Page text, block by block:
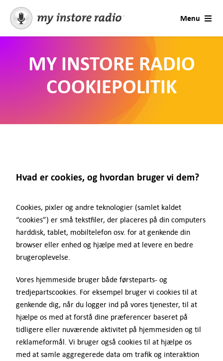
content
Menu
Tilbud
Support
Log ind
DA
MY INSTORE RADIO
COOKIEPOLITIK
Hvad er cookies, og hvordan bruger vi dem?
Cookies, pixler og andre teknologier (samlet kaldet
“cookies”) er små tekstfiler, der placeres på din computers
harddisk, tablet, mobiltelefon osv. for at genkende din
browser eller enhed og hjælpe med at levere en bedre
brugeroplevelse.
Vores hjemmeside bruger både førsteparts- og
tredjepartscookies. For eksempel bruger vi cookies til at
genkende dig, når du logger ind på vores tjenester, til at
hjælpe os med at forstå dine præferencer baseret på
tidligere eller nuværende aktivitet på hjemmesiden og til
reklameformål. Vi bruger også cookies til at hjælpe os
med at samle aggregerede data om trafik og interaktion